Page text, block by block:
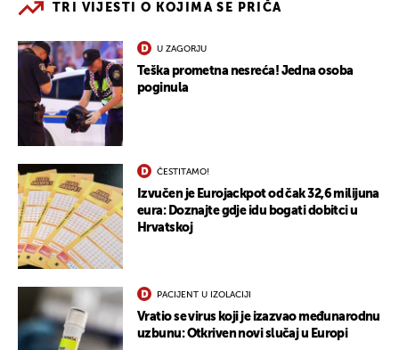
TRI VIJESTI O KOJIMA SE PRIČA
U ZAGORJU
Teška prometna nesreća! Jedna osoba
poginula
ČESTITAMO!
Izvučen je Eurojackpot od čak 32,6 milijuna
eura: Doznajte gdje idu bogati dobitci u
Hrvatskoj
PACIJENT U IZOLACIJI
Vratio se virus koji je izazvao međunarodnu
uzbunu: Otkriven novi slučaj u Europi